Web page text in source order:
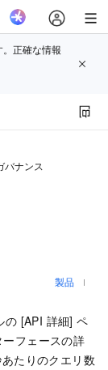
正確な情報
バナンス
製品
の [API 詳細] ペ
フェースの詳
たりのクエリ数